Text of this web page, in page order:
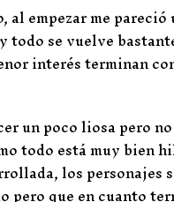
empezar me pareció
todo se vuelve
interés terminan
un poco liosa pero
todo está muy bien
los personajes
pero que en cuanto